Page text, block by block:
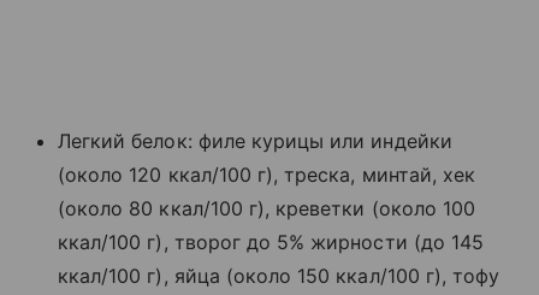
Легкий белок: филе курицы или индейки
(около 120 ккал/100 г), треска, минтай, хек
(около 80 ккал/100 г), креветки (около 100
ккал/100 г), творог до 5% жирности (до 145
ккал/100 г), яйца (около 150 ккал/100 г), тофу